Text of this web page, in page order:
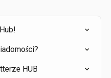
HUB